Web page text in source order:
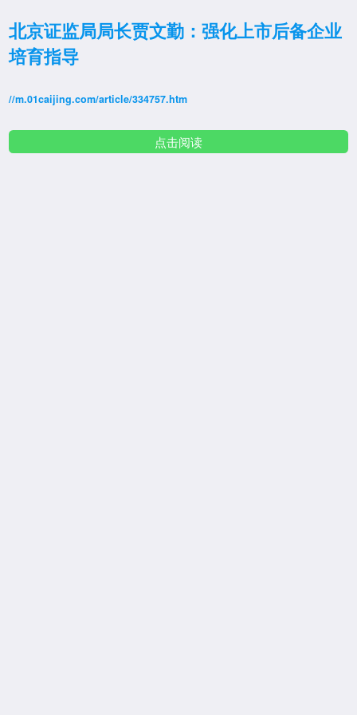
北京证监局局长贾文勤：强化上市后备企业
培育指导
//m.01caijing.com/article/334757.htm
点击阅读